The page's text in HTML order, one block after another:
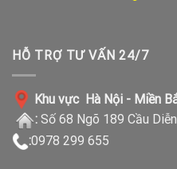
HỖ TRỢ TƯ VẤN 24/7
Khu vực Hà Nội - Miền
: Số 68 Ngõ 189 Cầu
:0978 299 655